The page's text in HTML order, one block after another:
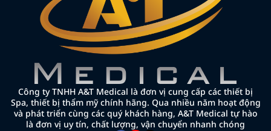
Công ty TNHH A&T Medical là đơn vị cung cấp các thiết bị
Spa, thiết bị thẩm mỹ chính hãng. Qua nhiều năm hoạt động
và phát triển cùng các quý khách hàng, A&T Medical tự hào
là đơn vị uy tín, chất lượng, vận chuyển nhanh chóng